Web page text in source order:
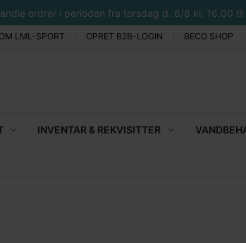
ordrer i perioden fra torsdag d. 6/8 kl. 16.00
OM LML-SPORT OPRET B2B-LOGIN BECO SHOP
INVENTAR & REKVISITTER